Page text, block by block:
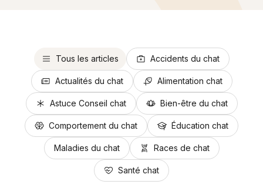
Tous les articles Accidents du chat
Actualités du chat Alimentation chat
Astuce Conseil chat Bien-être du chat
Comportement du chat Éducation chat
Maladies du chat Races de chat
Santé chat